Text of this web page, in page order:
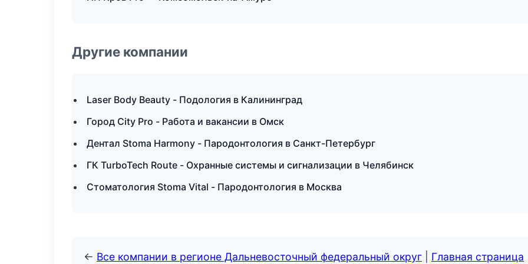
Другие компании
Laser Body Beauty - Подология в Калининград
Город City Pro - Работа и вакансии в Омск
Дентал Stoma Harmony - Пародонтология в Санкт-Петербург
ГК TurboTech Route - Охранные системы и сигнализации в Челябинск
Стоматология Stoma Vital - Пародонтология в Москва
← Все компании в регионе Дальневосточный федеральный округ Главная страница